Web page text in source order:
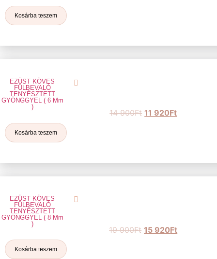
Kosárba teszem
EZÜST KÖVES
FÜLBEVALÓ
TENYÉSZTETT
GYÖNGGYEL ( 6 Mm
)
14 900Ft 11 920Ft
Kosárba teszem
EZÜST KÖVES
FÜLBEVALÓ
TENYÉSZTETT
GYÖNGGYEL ( 8 Mm
)
19 900Ft 15 920Ft
Kosárba teszem